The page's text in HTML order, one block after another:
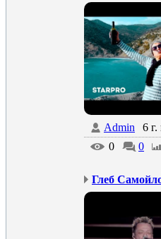
Admin
6 г.
0
0
Глеб